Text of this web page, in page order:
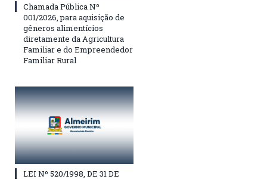
Chamada Pública Nº
001/2026, para aquisição de
gêneros alimentícios
diretamente da Agricultura
Familiar e do Empreendedor
Familiar Rural
LEI Nº 520/1998, DE 31 DE